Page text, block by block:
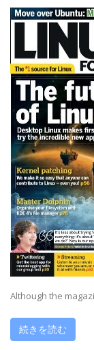
Although the
続きを読む